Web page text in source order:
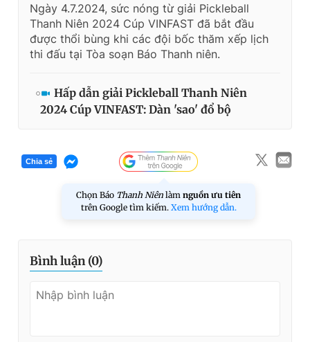
Ngày 4.7.2024, sức nóng từ giải Pickleball
Thanh Niên 2024 Cúp VINFAST đã bắt đầu
được thổi bùng khi các đội bốc thăm xếp lịch
thi đấu tại Tòa soạn Báo Thanh niên.
Hấp dẫn giải Pickleball Thanh Niên
2024 Cúp VINFAST: Dàn 'sao' đổ bộ
Chia sẻ
Chọn Báo Thanh Niên làm nguồn ưu tiên
trên Google tìm kiếm. Xem hướng dẫn.
Bình luận (0)